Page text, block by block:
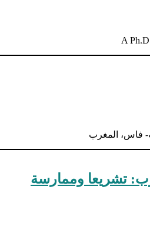
A
فاس، المغرب
تشريعا وممارسة